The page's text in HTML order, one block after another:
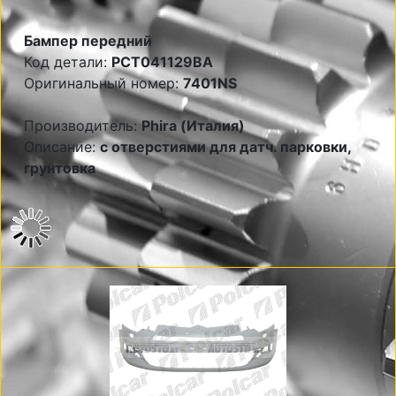
Бампер передний
Код детали: PCT041129BA
Оригинальный номер: 7401NS
Производитель:Phira (Италия)
Описание:с отверстиями для датч. парковки,
грунтовка